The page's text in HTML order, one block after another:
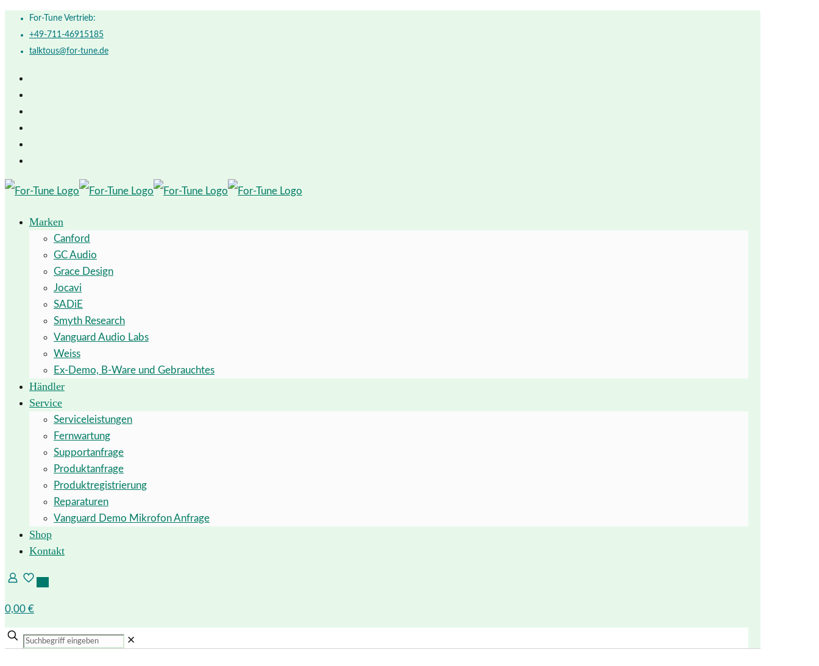
For-Tune Vertrieb:
+49-711-46915185
talktous@for-tune.de
Marken
Canford
GC Audio
Grace Design
Jocavi
SADiE
Smyth Research
Vanguard Audio Labs
Weiss
Ex-Demo, B-Ware und Gebrauchtes
Händler
Service
Serviceleistungen
Fernwartung
Supportanfrage
Produktanfrage
Produktregistrierung
Reparaturen
Vanguard Demo Mikrofon Anfrage
Shop
Kontakt
0,00 €
✕